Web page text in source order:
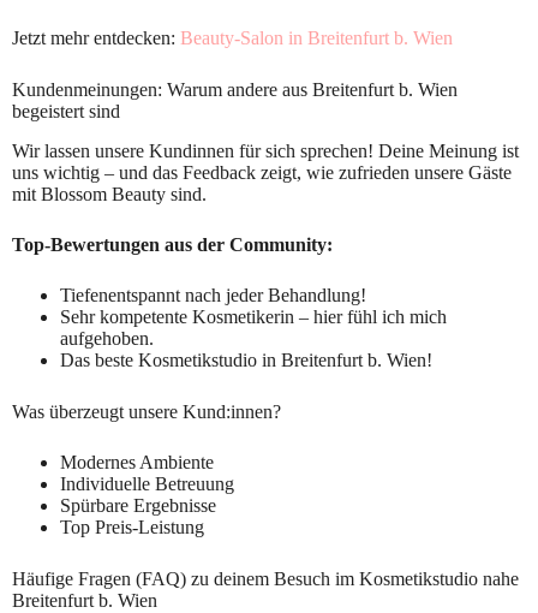
Jetzt mehr entdecken: Beauty-Salon in Breitenfurt b. Wien
Kundenmeinungen: Warum andere aus Breitenfurt b. Wien
begeistert sind
Wir lassen unsere Kundinnen für sich sprechen! Deine Meinung ist
uns wichtig – und das Feedback zeigt, wie zufrieden unsere Gäste
mit Blossom Beauty sind.
Top-Bewertungen aus der Community:
Tiefenentspannt nach jeder Behandlung!
Sehr kompetente Kosmetikerin – hier fühl ich mich
aufgehoben.
Das beste Kosmetikstudio in Breitenfurt b. Wien!
Was überzeugt unsere Kund:innen?
Modernes Ambiente
Individuelle Betreuung
Spürbare Ergebnisse
Top Preis-Leistung
Häufige Fragen (FAQ) zu deinem Besuch im Kosmetikstudio nahe
Breitenfurt b. Wien